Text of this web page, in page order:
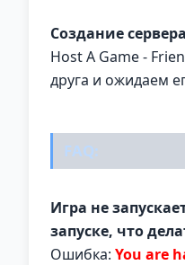
Создание
Host A Game -
друга и ожидаем
FAQ:
Игра не
запуске, что
Ошибка: You are